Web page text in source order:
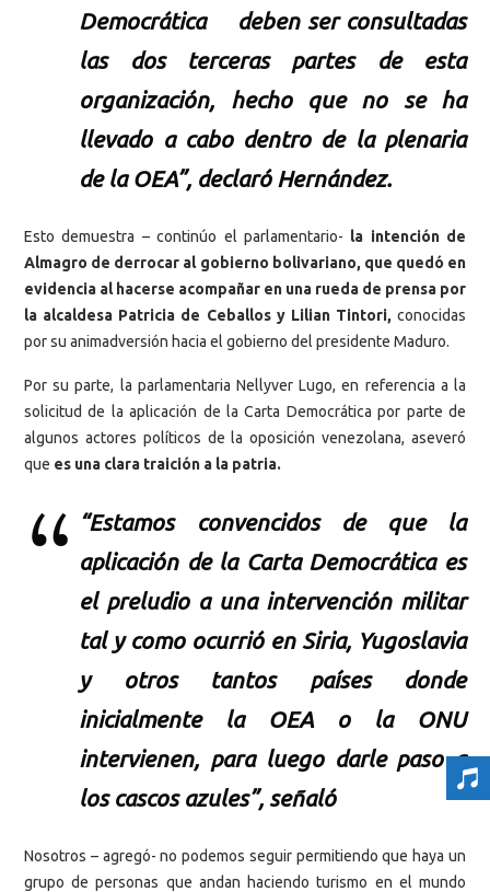
Democrática deben ser consultadas
las dos terceras partes de esta
organización, hecho que no se ha
llevado a cabo dentro de la plenaria
de la OEA”, declaró Hernández.
Esto demuestra – continúo el parlamentario- la intención de
Almagro de derrocar al gobierno bolivariano, que quedó en
evidencia al hacerse acompañar en una rueda de prensa por
la alcaldesa Patricia de Ceballos y Lilian Tintori, conocidas
por su animadversión hacia el gobierno del presidente Maduro.
Por su parte, la parlamentaria Nellyver Lugo, en referencia a la
solicitud de la aplicación de la Carta Democrática por parte de
algunos actores políticos de la oposición venezolana, aseveró
que es una clara traición a la patria.
“Estamos convencidos de que la
aplicación de la Carta Democrática es
el preludio a una intervención militar
tal y como ocurrió en Siria, Yugoslavia
y otros tantos países donde
inicialmente la OEA o la ONU
intervienen, para luego darle paso a
los cascos azules”, señaló
Nosotros – agregó- no podemos seguir permitiendo que haya un
grupo de personas que andan haciendo turismo en el mundo